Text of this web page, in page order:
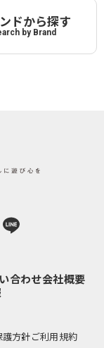
ドから探す
by Brand
LINE
合わせ会社概要
護方針 ご利用規約